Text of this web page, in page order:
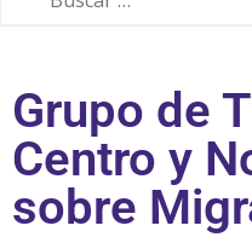
Grupo de
Centro y
sobre